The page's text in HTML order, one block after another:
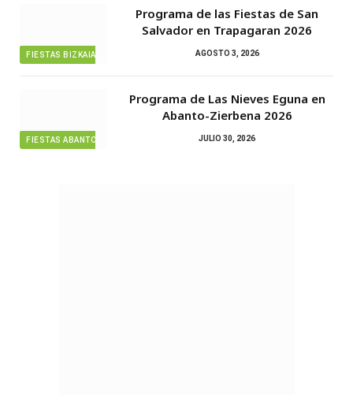
FIESTAS BIZKAIA
Programa de las Fiestas de San
Salvador en Trapagaran 2026
AGOSTO 3, 2026
FIESTAS ABANTO ZIERBENA
Programa de Las Nieves Eguna en
Abanto-Zierbena 2026
JULIO 30, 2026